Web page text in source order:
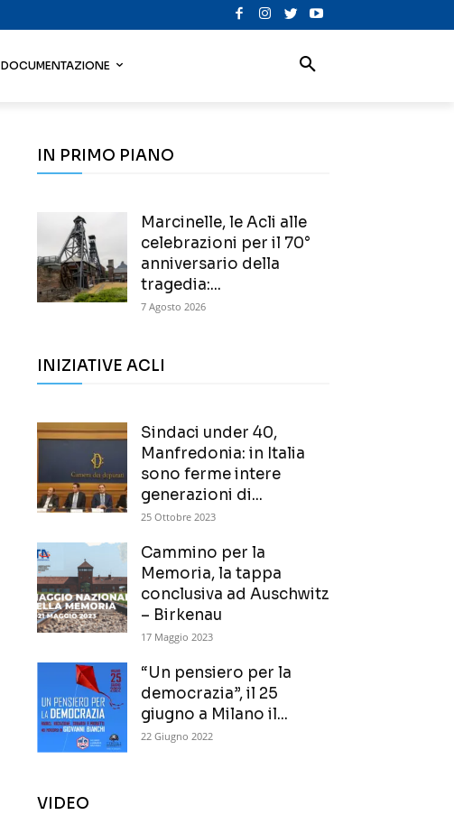
DOCUMENTAZIONE
IN PRIMO PIANO
Marcinelle, le Acli alle
celebrazioni per il 70°
anniversario della
tragedia:...
7 Agosto 2026
INIZIATIVE ACLI
Sindaci under 40,
Manfredonia: in Italia
sono ferme intere
generazioni di...
25 Ottobre 2023
Cammino per la
Memoria, la tappa
conclusiva ad Auschwitz
– Birkenau
17 Maggio 2023
“Un pensiero per la
democrazia”, il 25
giugno a Milano il...
22 Giugno 2022
VIDEO